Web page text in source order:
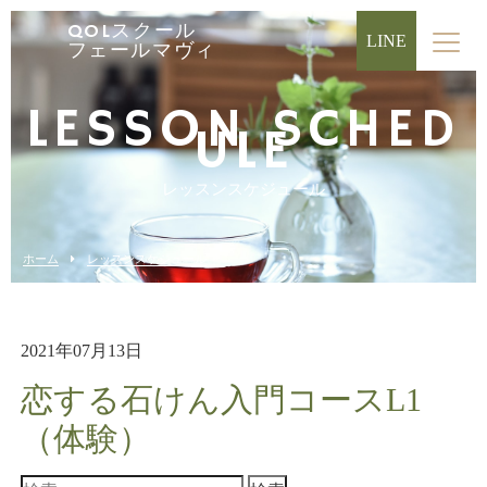
QOLスクール
フェールマヴィ
LINE
LESSON SCHED
ULE
レッスンスケジュール
ホーム レッスンスケジュール
2021年07月13日
恋する石けん入門コースL1
（体験）